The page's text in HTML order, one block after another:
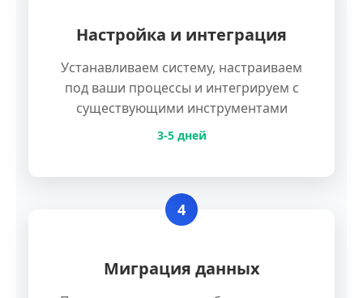
Настройка и интеграция
Устанавливаем систему, настраиваем
под ваши процессы и интегрируем с
существующими инструментами
3-5 дней
4
Миграция данных